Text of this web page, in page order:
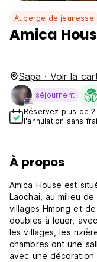
Auberge de jeunesse
Amica
Sapa · Voir la
séjournent
Réservez plus de
l'annulation sans
À propos
Amica House est
Laochai, au milieu
villages Hmong et
doubles à louer,
les villages, les
chambres ont une
avec une décoration